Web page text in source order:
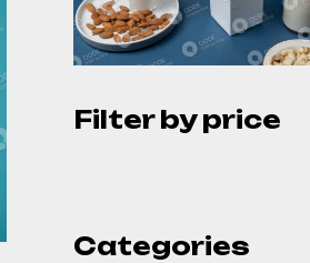
Filter by price
Categories